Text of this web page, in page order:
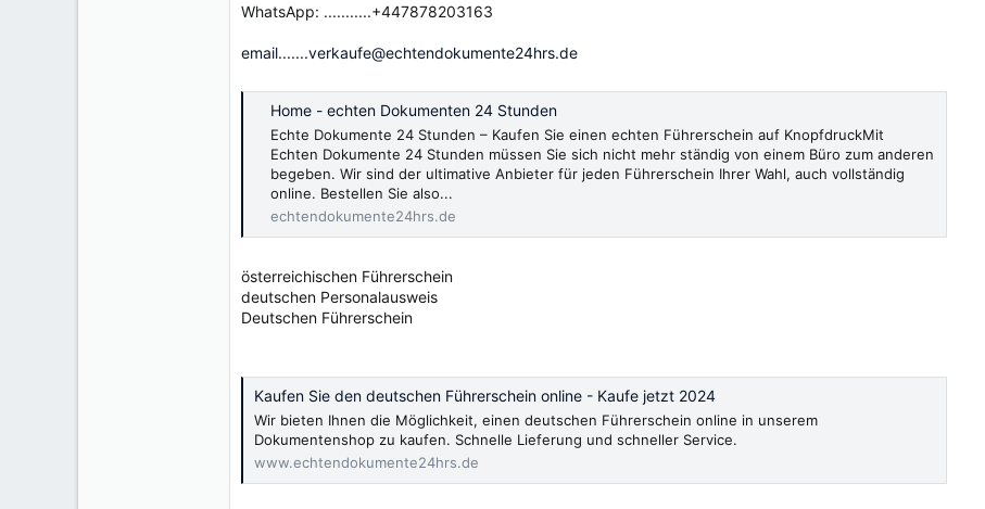
WhatsApp: ...........+447878203163
email.......verkaufe@echtendokumente24hrs.de
Home - echten Dokumenten 24 Stunden
Echte Dokumente 24 Stunden – Kaufen Sie einen echten Führerschein auf KnopfdruckMit
Echten Dokumente 24 Stunden müssen Sie sich nicht mehr ständig von einem Büro zum anderen
begeben. Wir sind der ultimative Anbieter für jeden Führerschein Ihrer Wahl, auch vollständig
online. Bestellen Sie also...
echtendokumente24hrs.de
österreichischen Führerschein
deutschen Personalausweis
Deutschen Führerschein
Kaufen Sie den deutschen Führerschein online - Kaufe jetzt 2024
Wir bieten Ihnen die Möglichkeit, einen deutschen Führerschein online in unserem
Dokumentenshop zu kaufen. Schnelle Lieferung und schneller Service.
www.echtendokumente24hrs.de